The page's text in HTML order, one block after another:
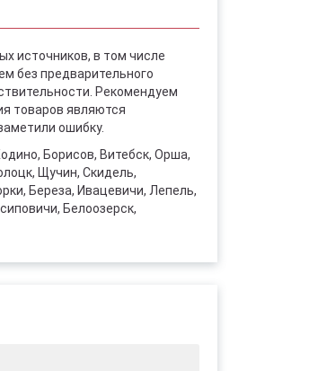
источников, в том числе
без предварительного
Рекомендуем
товаров являются
ошибку.
Борисов, Витебск, Орша,
Щучин, Скидель,
Береза, Ивацевичи, Лепель,
Белоозерск,